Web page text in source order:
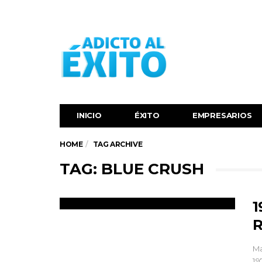
INICIO ÉXITO‬ EMPRESARIOS
HOME TAG ARCHIVE
TAG: BLUE CRUSH